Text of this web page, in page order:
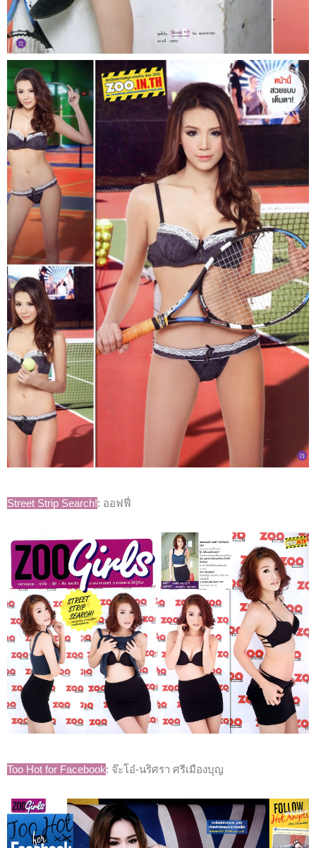
Street Strip Search!: ออฟฟี่
Too Hot for Facebook: จ๊ะโอ๋-นริศรา ศรีเมืองบุญ